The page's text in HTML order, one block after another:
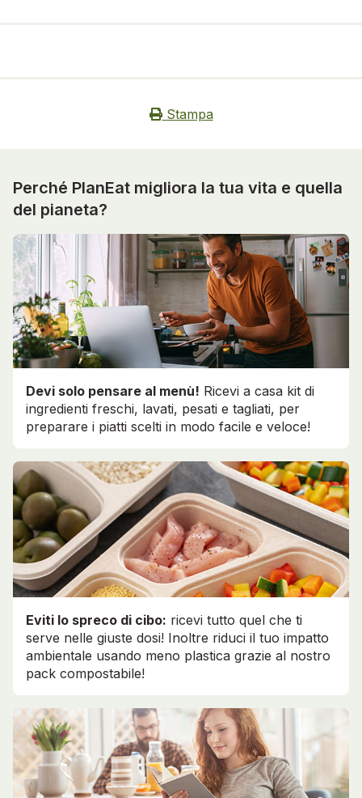
Stampa
Perché PlanEat migliora la tua vita e quella
del pianeta?
Devi solo pensare al menù! Ricevi a casa kit di
ingredienti freschi, lavati, pesati e tagliati, per
preparare i piatti scelti in modo facile e veloce!
Eviti lo spreco di cibo: ricevi tutto quel che ti
serve nelle giuste dosi! Inoltre riduci il tuo impatto
ambientale usando meno plastica grazie al nostro
pack compostabile!